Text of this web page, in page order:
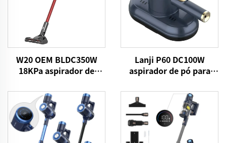
W20 OEM BLDC350W
18KPa aspirador de
Lanji P60 DC100W
aspirador de pó para